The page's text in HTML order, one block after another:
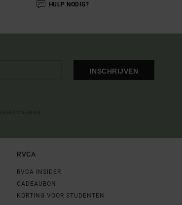
HULP NODIG?
INSCHRIJVEN
RVCA
RVCA INSIDER
CADEAUBON
KORTING VOOR STUDENTEN